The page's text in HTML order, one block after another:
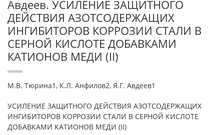
Авдеев. УСИЛЕНИЕ ЗАЩИТНОГО
ДЕЙСТВИЯ АЗОТСОДЕРЖАЩИХ
ИНГИБИТОРОВ КОРРОЗИИ СТАЛИ В
СЕРНОЙ КИСЛОТЕ ДОБАВКАМИ
КАТИОНОВ МЕДИ (II)
М.В. Тюрина1, К.Л. Анфилов2, Я.Г. Авдеев1
УСИЛЕНИЕ ЗАЩИТНОГО ДЕЙСТВИЯ АЗОТСОДЕРЖАЩИХ
ИНГИБИТОРОВ КОРРОЗИИ СТАЛИ В СЕРНОЙ КИСЛОТЕ
ДОБАВКАМИ КАТИОНОВ МЕДИ (II)